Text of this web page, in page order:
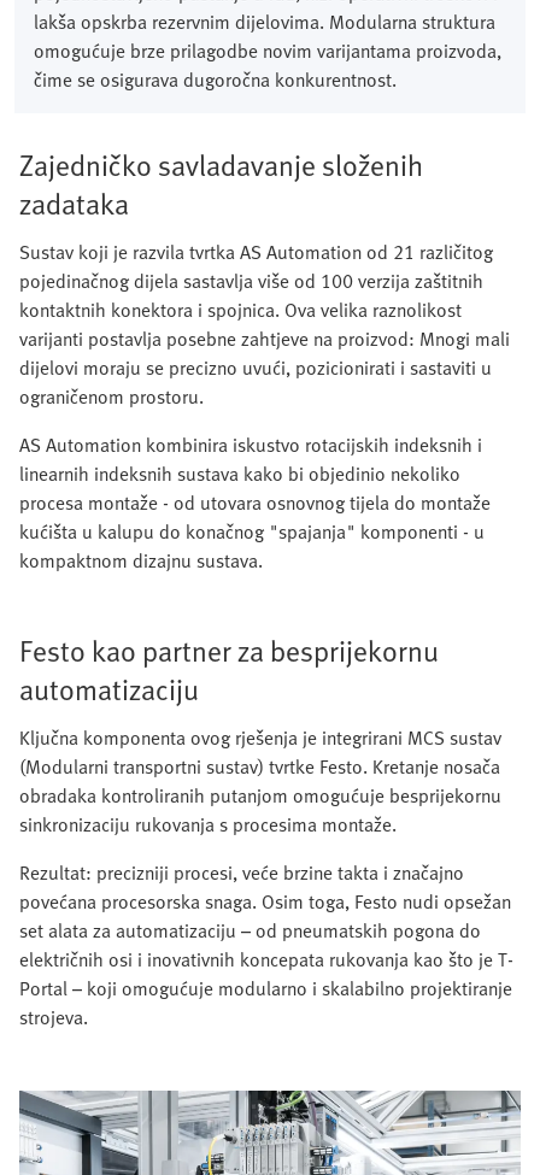
lakša opskrba rezervnim dijelovima. Modularna struktura
omogućuje brze prilagodbe novim varijantama proizvoda,
čime se osigurava dugoročna konkurentnost.
Zajedničko savladavanje složenih
zadataka
Sustav koji je razvila tvrtka AS Automation od 21 različitog
pojedinačnog dijela sastavlja više od 100 verzija zaštitnih
kontaktnih konektora i spojnica. Ova velika raznolikost
varijanti postavlja posebne zahtjeve na proizvod: Mnogi mali
dijelovi moraju se precizno uvući, pozicionirati i sastaviti u
ograničenom prostoru.
AS Automation kombinira iskustvo rotacijskih indeksnih i
linearnih indeksnih sustava kako bi objedinio nekoliko
procesa montaže - od utovara osnovnog tijela do montaže
kućišta u kalupu do konačnog "spajanja" komponenti - u
kompaktnom dizajnu sustava.
Festo kao partner za besprijekornu
automatizaciju
Ključna komponenta ovog rješenja je integrirani MCS sustav
(Modularni transportni sustav) tvrtke Festo. Kretanje nosača
obradaka kontroliranih putanjom omogućuje besprijekornu
sinkronizaciju rukovanja s procesima montaže.
Rezultat: precizniji procesi, veće brzine takta i značajno
povećana procesorska snaga. Osim toga, Festo nudi opsežan
set alata za automatizaciju – od pneumatskih pogona do
električnih osi i inovativnih koncepata rukovanja kao što je T-
Portal – koji omogućuje modularno i skalabilno projektiranje
strojeva.